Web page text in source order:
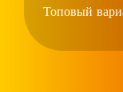
Топовый